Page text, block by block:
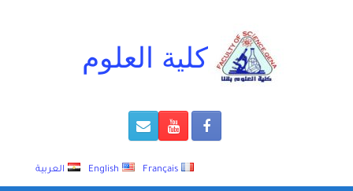
كلية العلوم
العربية English Français